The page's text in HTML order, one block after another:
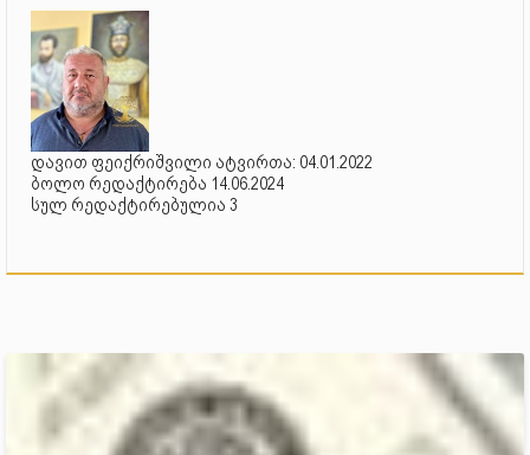
დავით ფეიქრიშვილი ატვირთა: 04.01.2022
ბოლო რედაქტირება 14.06.2024
სულ რედაქტირებულია 3